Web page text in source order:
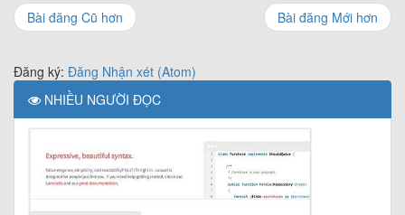
Bài đăng Mới hơn
Bài đăng Cũ hơn
Đăng ký: Đăng Nhận xét (Atom)
NHIỀU NGƯỜI ĐỌC